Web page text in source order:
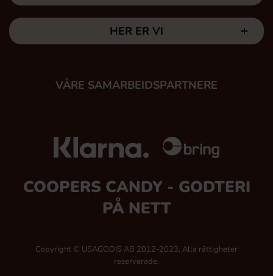
HER ER VI
VÅRE SAMARBEIDSPARTNERE
COOPERS CANDY - GODTERI
PÅ NETT
Copyright © USAGODIS AB 2012-2023, Alla rättigheter
reserverade.